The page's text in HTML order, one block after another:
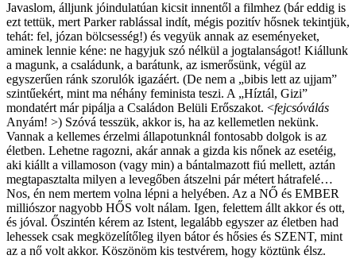
Javaslom, álljunk jóindulatúan kicsit innentől a filmhez (bár eddig is
ezt tettük, mert Parker rablással indít, mégis pozitív hősnek tekintjük,
tehát: fel, józan bölcsesség!) és vegyük annak az eseményeket,
aminek lennie kéne: ne hagyjuk szó nélkül a jogtalanságot! Kiállunk
a magunk, a családunk, a barátunk, az ismerősünk, végül az
egyszerűen ránk szorulók igazáért. (De nem a „bibis lett az ujjam”
szintűekért, mint ma néhány feminista teszi. A „Híztál, Gizi”
mondatért már pipálja a Családon Belüli Erőszakot. <fejcsóválás
Anyám! >) Szóvá tesszük, akkor is, ha az kellemetlen nekünk.
Vannak a kellemes érzelmi állapotunknál fontosabb dolgok is az
életben. Lehetne ragozni, akár annak a gizda kis nőnek az esetéig,
aki kiállt a villamoson (vagy min) a bántalmazott fiú mellett, aztán
megtapasztalta milyen a levegőben átszelni pár métert hátrafelé…
Nos, én nem mertem volna lépni a helyében. Az a NŐ és EMBER
milliószor nagyobb HŐS volt nálam. Igen, felettem állt akkor és ott,
és jóval. Őszintén kérem az Istent, legalább egyszer az életben had
lehessek csak megközelítőleg ilyen bátor és hősies és SZENT, mint
az a nő volt akkor. Köszönöm kis testvérem, hogy köztünk élsz.